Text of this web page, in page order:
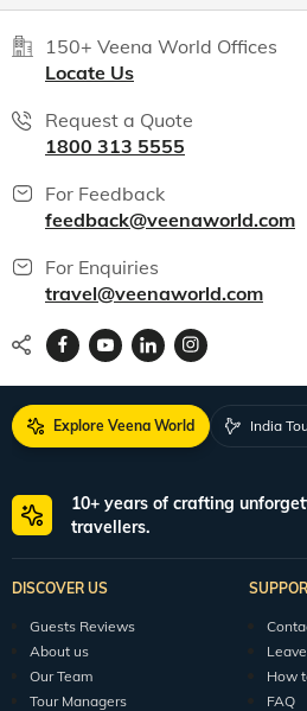
150+ Veena World Offices
Locate Us
Request a Quote
1800 313 5555
For Feedback
feedback@veenaworld.com
For Enquiries
travel@veenaworld.com
Explore Veena World India
10+ years of crafting
travellers.
DISCOVER US
Guests Reviews
About us
Our Team
Tour Managers
How
FAQ